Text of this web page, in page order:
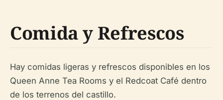
Comida y Refrescos
Hay comidas ligeras y refrescos disponibles en los
Queen Anne Tea Rooms y el Redcoat Café dentro
de los terrenos del castillo.